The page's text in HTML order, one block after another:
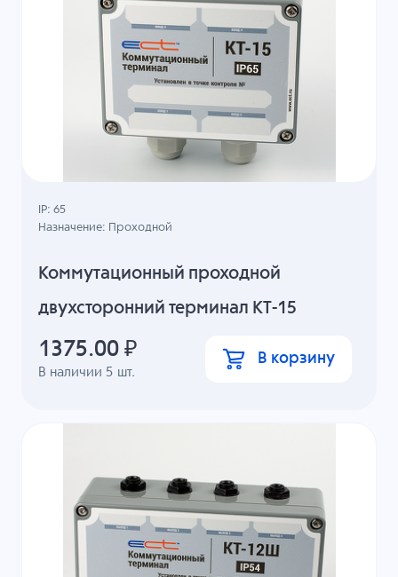
Коммутационный проходной
двухсторонний терминал КТ-15
В наличии 5 шт.
IP: 65
Назначение: Проходной
1375.00 ₽ В корзину